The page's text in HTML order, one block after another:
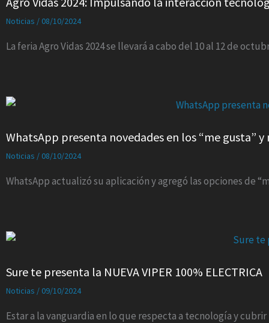
Noticias / 08/10/2024
La feria Agro Vidas 2024 se llevará a cabo del 10 al 12 de
WhatsApp presenta novedades en los “me gusta”
Noticias / 08/10/2024
WhatsApp actualizó su aplicación y agregó las opciones de
Sure te presenta la NUEVA VIPER 100% ELECTRICA
Noticias / 09/10/2024
Estar a la vanguardia en lo que respecta a tecnología y